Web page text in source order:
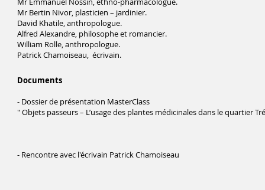
Mr Bertin Nivor, plasticien – jardinier.
David Khatile, anthropologue.
Alfred Alexandre, philosophe et romancier.
William Rolle, anthropologue.
Patrick Chamoiseau, écrivain.
Documents
- Dossier de présentation MasterClass
" Objets passeurs – L’usage des plantes médicinales dans le quartier
- Rencontre avec l'écrivain Patrick Chamoiseau